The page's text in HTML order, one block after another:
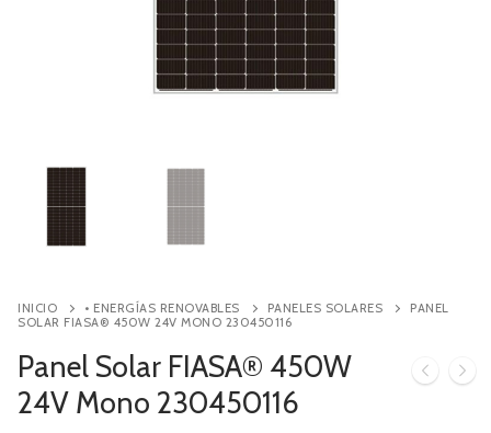
Contacto
INICIO • ENERGÍAS RENOVABLES PANELES SOLARES
PANEL
SOLAR FIASA® 450W 24V MONO 230450116
Panel Solar FIASA® 450W
24V Mono 230450116